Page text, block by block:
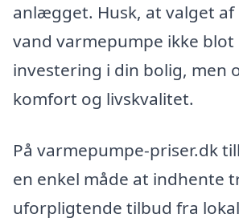
anlægget. Husk, at valget
vand varmepumpe ikke blot
investering i din bolig, men
komfort og livskvalitet.
På varmepumpe-priser.dk
en enkel måde at indhente
uforpligtende tilbud fra